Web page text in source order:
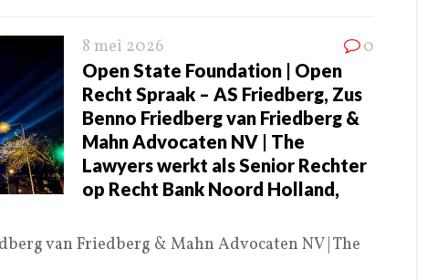
8 mei 2026 0
Open State Foundation | Open
Recht Spraak – AS Friedberg, Zus
Benno Friedberg van Friedberg &
Mahn Advocaten NV | The
Lawyers werkt als Senior Rechter
op Recht Bank Noord Holland,
van Friedberg & Mahn Advocaten NV | The